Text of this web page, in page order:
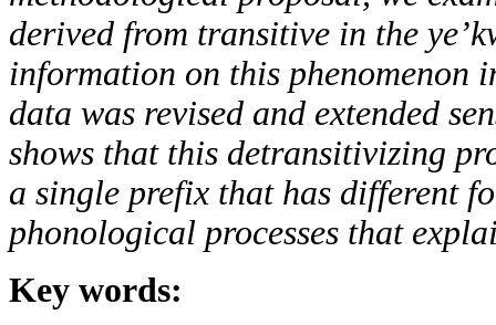
derived from transitive in the
information on this phenomenon
data was revised and extended
shows that this detransitivizing
a single prefix that has different
phonological processes that
Key words: